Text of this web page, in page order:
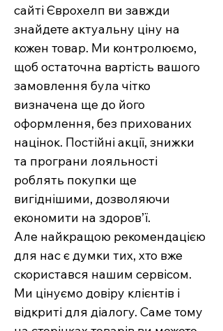
сайті Єврохелп ви завжди
знайдете актуальну ціну на
кожен товар. Ми контролюємо,
щоб остаточна вартість вашого
замовлення була чітко
визначена ще до його
оформлення, без прихованих
націнок. Постійні акції, знижки
та програни лояльності
роблять покупки ще
вигіднішими, дозволяючи
економити на здоров’ї.
Але найкращою рекомендацією
для нас є думки тих, хто вже
скористався нашим сервісом.
Ми цінуємо довіру клієнтів і
відкриті для діалогу. Саме тому